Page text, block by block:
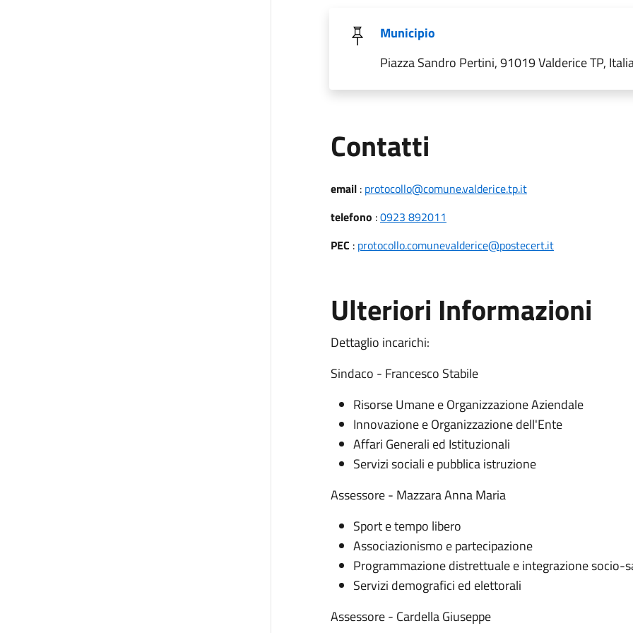
Municipio
Piazza Sandro Pertini, 91019 Valderice TP,
Contatti
email: protocollo@comune.valderice.tp.it
telefono :0923 892011
PEC : protocollo.comunevalderice@postecert.it
Ulteriori Informazioni
Dettaglio incarichi:
Sindaco - Francesco Stabile
Risorse Umane e Organizzazione Aziendale
Innovazione e Organizzazione dell'Ente
Affari Generali ed Istituzionali
Servizi sociali e pubblica istruzione
Assessore - Mazzara Anna Maria
Sport e tempo libero
Associazionismo e partecipazione
Programmazione distrettuale e integrazione socio-
Servizi demografici ed elettorali
Assessore - Cardella Giuseppe